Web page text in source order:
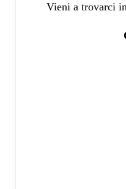
Vieni a trovarci